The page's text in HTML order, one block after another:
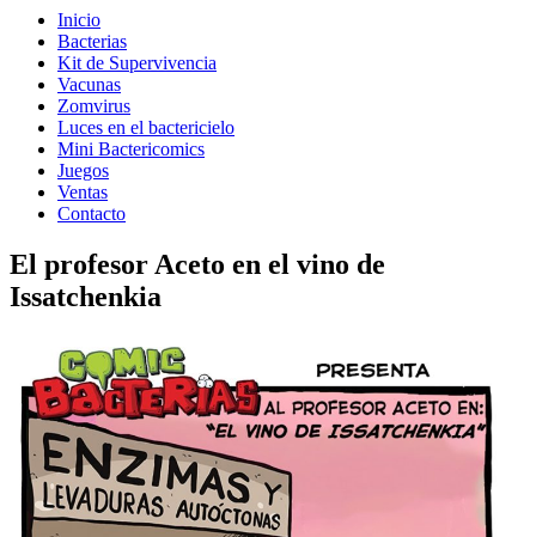
Inicio
Bacterias
Kit de Supervivencia
Vacunas
Zomvirus
Luces en el bactericielo
Mini Bactericomics
Juegos
Ventas
Contacto
El profesor Aceto en el vino de
Issatchenkia